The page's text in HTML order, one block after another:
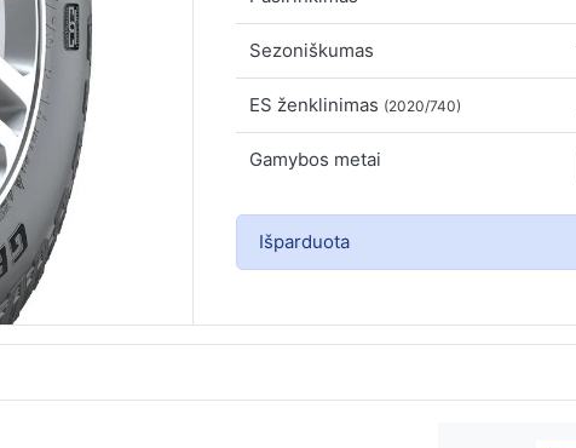
Sezoniškumas
ES ženklinimas (2020/740)
Gamybos metai
Išparduota